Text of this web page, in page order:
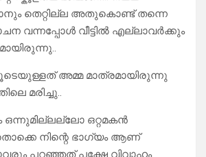
തെറ്റില്ല അതുകൊണ്ട് തന്നെ
വന്നപ്പോൾ വീട്ടിൽ എല്ലാവർക്കും
അമ്മ മാത്രമായിരുന്നു
മരിച്ചു..
ഒന്നുമില്ലല്ലോ ഒറ്റമകൻ
നിന്റെ ഭാഗ്യം ആണ്